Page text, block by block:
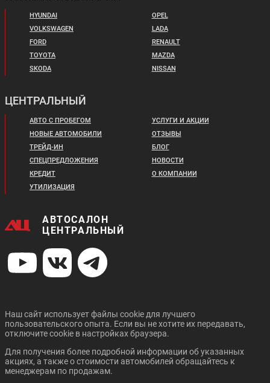
HYUNDAI
VOLKSWAGEN
FORD
TOYOTA
SKODA
OPEL
LADA
RENAULT
MAZDA
NISSAN
ЦЕНТРАЛЬНЫЙ
АВТО С ПРОБЕГОМ
НОВЫЕ АВТОМОБИЛИ
ТРЕЙД-ИН
СПЕЦПРЕДЛОЖЕНИЯ
КРЕДИТ
УТИЛИЗАЦИЯ
УСЛУГИ И АКЦИИ
ОТЗЫВЫ
БЛОГ
НОВОСТИ
О КОМПАНИИ
АВТОСАЛОН
ЦЕНТРАЛЬНЫЙ
Наш сайт использует файлы cookie для лучшего
пользовательского опыта. Если вы не хотите их передавать,
отключите cookie в настройках браузера.
Для получения более подробной информации об указанных
акциях, а также о стоимости автомобилей обращайтесь к
менеджерам по продажам.